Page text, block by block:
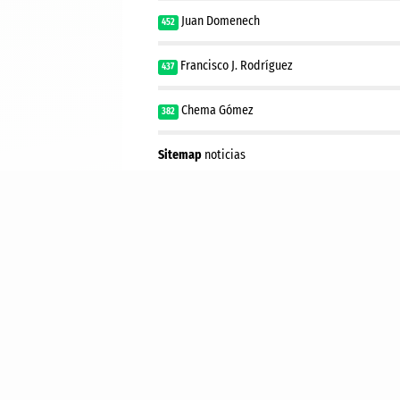
452 Juan Domenech
437 Francisco J. Rodríguez
382 Chema Gómez
Sitemap noticias